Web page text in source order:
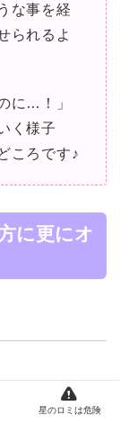
な事を経
られるよ
に…！」
く様子
ころです♪
に更にオ
星のロミは危険